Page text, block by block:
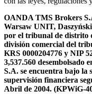
OANDA TMS Brokers
Warsaw UNIT,
por el tribunal de distrito
división comercial del
KRS 0000204776 y NIP
3,537.560
S.A. se encuentra bajo la
supervisión financiera
Abril de 2004. (KPWiG-